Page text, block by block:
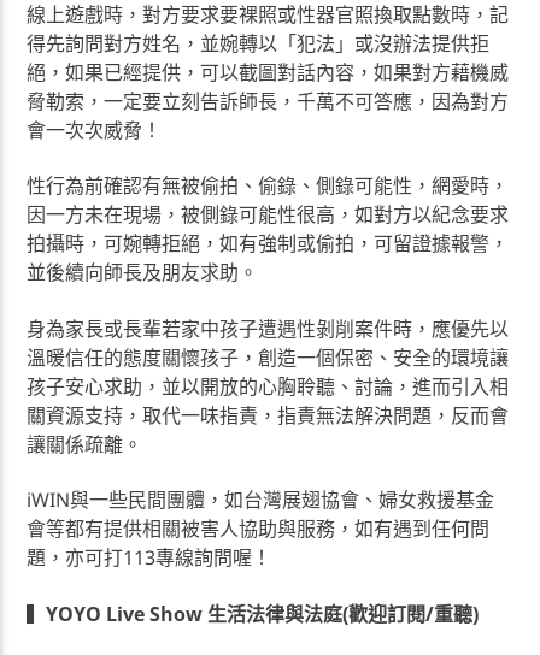
線上遊戲時，對方要求要裸照或性器官照換取點數時，記
得先詢問對方姓名，並婉轉以「犯法」或沒辦法提供拒
絕，如果已經提供，可以截圖對話內容，如果對方藉機威
脅勒索，一定要立刻告訴師長，千萬不可答應，因為對方
會一次次威脅！
性行為前確認有無被偷拍、偷錄、側錄可能性，網愛時，
因一方未在現場，被側錄可能性很高，如對方以紀念要求
拍攝時，可婉轉拒絕，如有強制或偷拍，可留證據報警，
並後續向師長及朋友求助。
身為家長或長輩若家中孩子遭遇性剝削案件時，應優先以
溫暖信任的態度關懷孩子，創造一個保密、安全的環境讓
孩子安心求助，並以開放的心胸聆聽、討論，進而引入相
關資源支持，取代一味指責，指責無法解決問題，反而會
讓關係疏離。
iWIN與一些民間團體，如台灣展翅協會、婦女救援基金
會等都有提供相關被害人協助與服務，如有遇到任何問
題，亦可打113專線詢問喔！
▍YOYO Live Show 生活法律與法庭(歡迎訂閱/重聽)